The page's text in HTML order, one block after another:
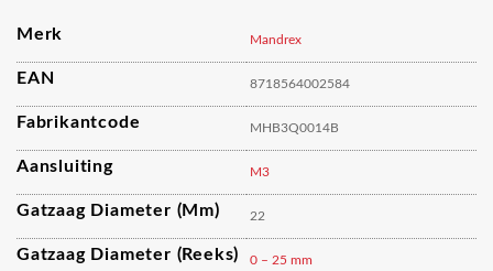
Merk Mandrex
EAN 8718564002584
Fabrikantcode MHB3Q0014B
Aansluiting M3
Gatzaag Diameter (mm) 22
Gatzaag Diameter (reeks) 0 – 25 mm